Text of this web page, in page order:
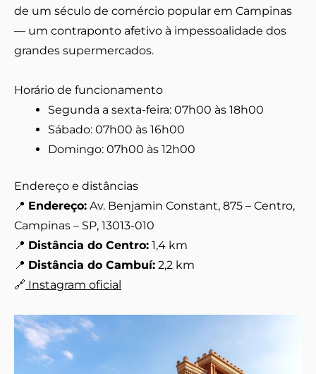
de um século de comércio popular em Campinas
— um contraponto afetivo à impessoalidade dos
grandes supermercados.
Horário de funcionamento
Segunda a sexta-feira: 07h00 às 18h00
Sábado: 07h00 às 16h00
Domingo: 07h00 às 12h00
Endereço e distâncias
📍 Endereço: Av. Benjamin Constant, 875 – Centro,
Campinas – SP, 13013-010
📍 Distância do Centro: 1,4 km
📍 Distância do Cambuí: 2,2 km
🔗 Instagram oficial